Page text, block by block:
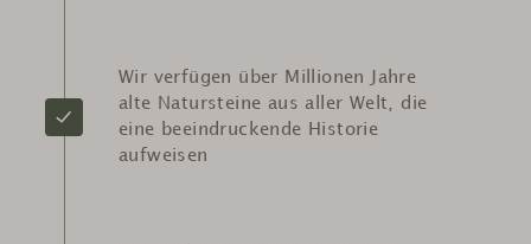
Wir verfügen über Millionen Jahre
alte Natursteine aus aller Welt, die
eine beeindruckende Historie
aufweisen